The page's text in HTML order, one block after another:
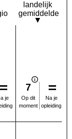
landelijk
gemiddelde
je
7
Op dit
moment
Na je
opleiding